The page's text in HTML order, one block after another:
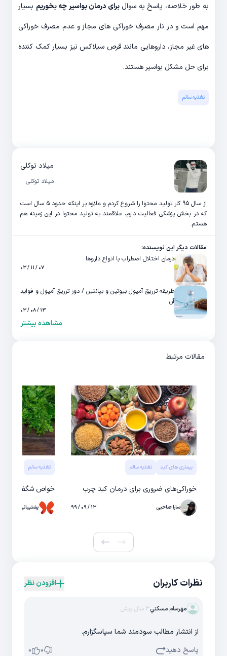
به طور خلاصه، پاسخ به سوالبرای درمان بواسیر چه بخوریم بسیار
مهم است و در نار مصرف خوراکی های مجاز و عدم مصرف خوراکی
های غیر مجاز، داروهایی مانند قرص سیلاکس نیز بسیار کمک کننده
برای حل مشکل بواسیر هستند.
تغذیه سالم
میلاد توکلی
میلاد توکلی
از سال 95 کار تولید محتوا را شروع کردم و علاوه بر اینکه حدود 5 سال است
که در بخش پزشکی فعالیت دارم، علاقمند به تولید محتوا در این زمینه هم
هستم.
مقالات دیگر این نویسنده:
درمان اختلال اضطراب با انواع داروها
۰۷ / ۱۱ / ۰۳
طریقه تزریق آمپول بیوتین و بپانتین / دوز تزریق آمپول و فواید
آن
۱۳ / ۰۸ / ۰۳
مشاهده بیشتر
مقالات مرتبط
بیماری های کبد تغذیه سالم
خوراکی‌های ضروری برای درمان کبد چرب
سارا صاحبی ۱۳ / ۰۹ / ۹۹
تغذیه سالم
خواص شگفت‌انگیز
پشتیبانی حال
نظرات کاربران افزودن نظر
مهرسام مسكني3 سال پیش
از انتشار مطالب سودمند شما سپاسگزارم.
پاسخ دهید
0
0